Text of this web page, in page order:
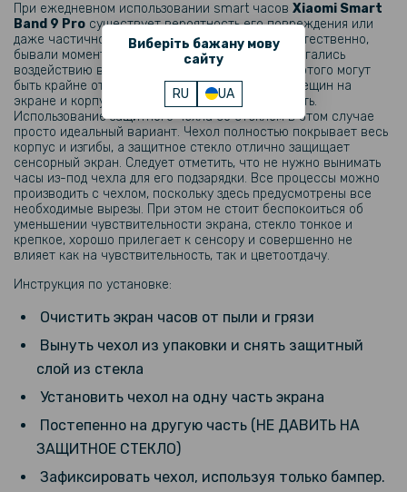
Виберіть бажану мову
сайту
RU UA
429 грн
Ремешок Silicone Magnetic для смарт-часов Xiaomi Smart Band 9
Pro
199 грн
Противоударная гидрогелевая пленка Hydrogel Film для Oneplus 10
Pro, Transparent
199 грн
Противоударная гидрогелевая пленка Hydrogel Film для Xiaomi Mi
Band 9 Pro (6 шт), Transparent
499 грн
При ежедневном использовании smart часов Xiaomi Smart
Band 9 Pro существует вероятность его повреждения или
даже частичной потери привлекательности. Естественно,
бывали моменты, когда часы падали или подвергались
воздействию внешних факторов. Последствия этого могут
быть крайне отрицательными – от царапин и трещин на
экране и корпусе или вообще его неисправность.
Использование защитного чехла со стеклом в этом случае
просто идеальный вариант. Чехол полностью покрывает весь
корпус и изгибы, а защитное стекло отлично защищает
сенсорный экран. Следует отметить, что не нужно вынимать
часы из-под чехла для его подзарядки. Все процессы можно
производить с чехлом, поскольку здесь предусмотрены все
необходимые вырезы. При этом не стоит беспокоиться об
уменьшении чувствительности экрана, стекло тонкое и
крепкое, хорошо прилегает к сенсору и совершенно не
влияет как на чувствительность, так и цветоотдачу.
Инструкция по установке:
Очистить экран часов от пыли и грязи
Вынуть чехол из упаковки и снять защитный
слой из стекла
Установить чехол на одну часть экрана
Постепенно на другую часть (НЕ ДАВИТЬ НА
ЗАЩИТНОЕ СТЕКЛО)
Зафиксировать чехол, используя только бампер.